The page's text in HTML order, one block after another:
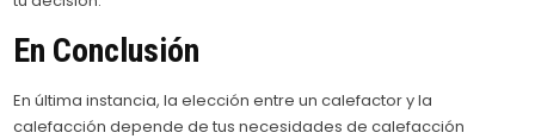
En Conclusión
En última instancia, la elección entre un calefactor y la
calefacción depende de tus necesidades de calefacción